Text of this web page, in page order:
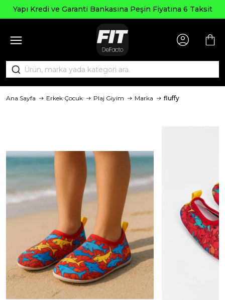
Yapı Kredi ve Garanti Bankasına Peşin Fiyatına 6 Taksit
Ana Sayfa Erkek Çocuk Plaj Giyim Marka fluffy